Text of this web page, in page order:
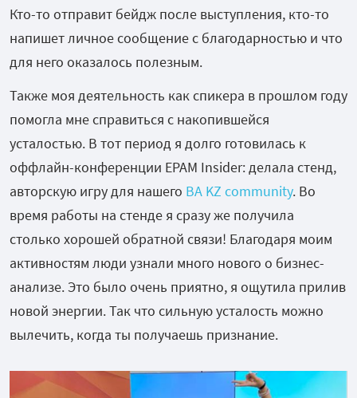
Кто-то отправит бейдж после выступления, кто-то
напишет личное сообщение с благодарностью и что
для него оказалось полезным.
Также моя деятельность как спикера в прошлом году
помогла мне справиться с накопившейся
усталостью. В тот период я долго готовилась к
оффлайн-конференции EPAM Insider: делала стенд,
авторскую игру для нашего BA KZ community. Во
время работы на стенде я сразу же получила
столько хорошей обратной связи! Благодаря моим
активностям люди узнали много нового о бизнес-
анализе. Это было очень приятно, я ощутила прилив
новой энергии. Так что сильную усталость можно
вылечить, когда ты получаешь признание.